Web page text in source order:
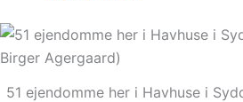
51 ejendomme her i Havhuse i